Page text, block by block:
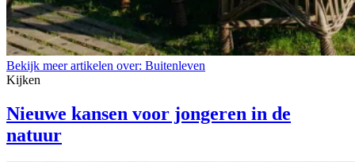
Bekijk meer artikelen over: Buitenleven
Kijken
Nieuwe kansen voor jongeren in de
natuur